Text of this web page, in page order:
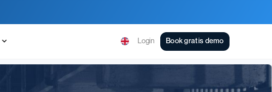
Login Book gratis demo